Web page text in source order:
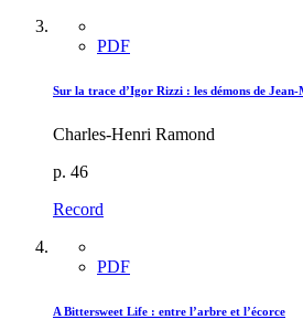
PDF
Sur la trace d’Igor Rizzi : les démons de Jean-
Charles-Henri Ramond
p. 46
Record
PDF
A Bittersweet Life : entre l’arbre et l’écorce